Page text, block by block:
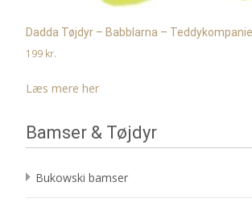
Dadda Tøjdyr – Babblarna –
199 kr.
Læs mere her
Bamser & Tøjdyr
Bukowski bamser